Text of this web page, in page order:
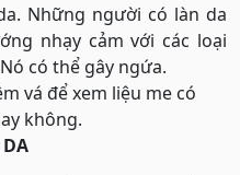
Những người có làn da
nhạy cảm với các loại
có thể gây ngứa.
vá để xem liệu me có
không.